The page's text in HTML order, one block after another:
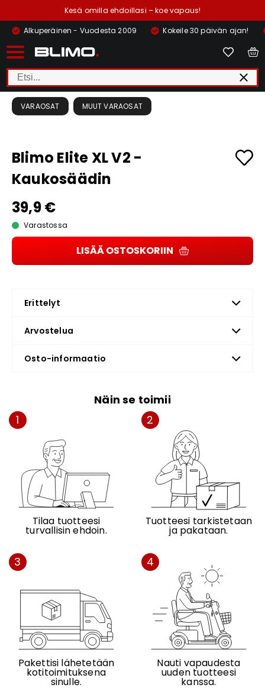
Kesä omilla ehdoillasi – koe vapaus!
Alkuperäinen - Vuodesta 2009
Kokeile 30 päivän ajan!
VARAOSAT MUUT VARAOSAT
Blimo Elite XL V2 -
Kaukosäädin
39,9 €
Varastossa
LISÄÄ OSTOSKORIIN
Erittelyt
Arvostelua
Osto-informaatio
Näin se toimii
1
Tilaa tuotteesi
turvallisin ehdoin.
2
Tuotteesi tarkistetaan
ja pakataan.
3
Pakettisi lähetetään
kotitoimituksena
sinulle.
4
Nauti vapaudesta
uuden tuotteesi
kanssa.